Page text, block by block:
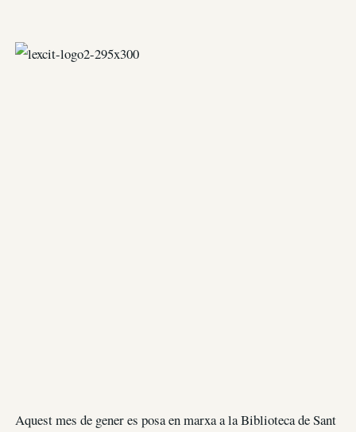
Aquest mes de gener es posa en marxa a la Biblioteca de Sant